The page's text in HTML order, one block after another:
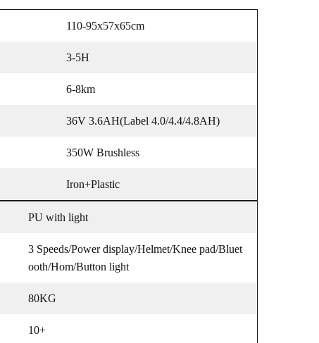
110-95x57x65cm
3-5H
6-8km
36V 3.6AH(Label 4.0/4.4/4.8AH)
350W Brushless
Iron+Plastic
PU with light
3 Speeds/Power display/Helmet/Knee pad/Bluet
ooth/Hom/Button light
80KG
10+